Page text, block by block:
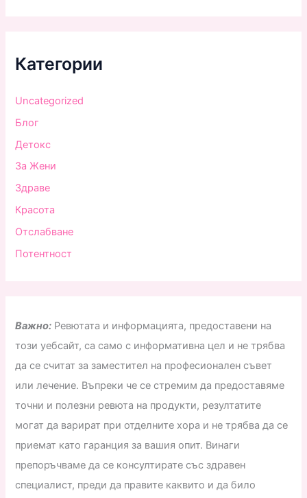
Категории
Uncategorized
Блог
Детокс
За Жени
Здраве
Красота
Отслабване
Потентност
Важно: Ревютата и информацията, предоставени на
този уебсайт, са само с информативна цел и не трябва
да се считат за заместител на професионален съвет
или лечение. Въпреки че се стремим да предоставяме
точни и полезни ревюта на продукти, резултатите
могат да варират при отделните хора и не трябва да се
приемат като гаранция за вашия опит. Винаги
препоръчваме да се консултирате със здравен
специалист, преди да правите каквито и да било